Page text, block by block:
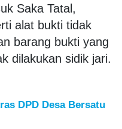
Saka Tatal,
alat bukti tidak
barang bukti yang
dilakukan sidik jari.
DPD Desa Bersatu